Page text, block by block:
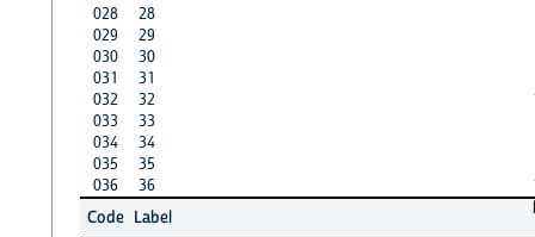
028
28
029
29
030
30
031
31
032
32
033
33
034
34
035
35
036
36
Code Label